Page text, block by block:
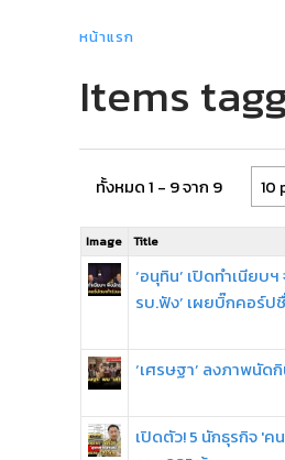
หน้าแรก
Items
ทั้งหมด 1 - 9 จาก 9 10
Image Title
‘อนุทิน’ เปิดทำเนียบ
รบ.ฟัง’ เผยบิ๊กคอร์ป
‘เศรษฐา’ ลงภาพนัด
เปิดตัว! 5 นักธุรกิจ 'ค